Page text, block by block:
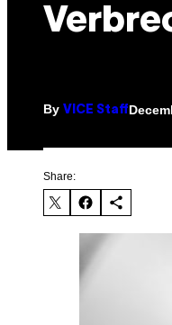
By VICE Staff
Share: